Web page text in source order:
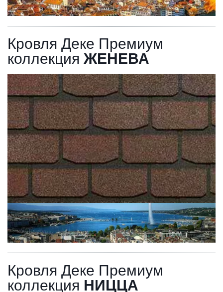
Кровля Деке Премиум
коллекция ЖЕНЕВА
Кровля Деке Премиум
коллекция НИЦЦА